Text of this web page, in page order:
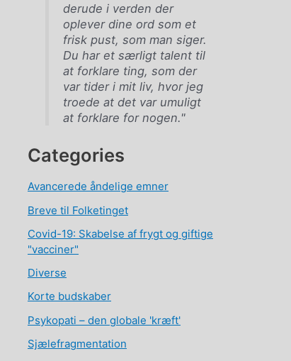
derude i verden der
oplever dine ord som et
frisk pust, som man siger.
Du har et særligt talent til
at forklare ting, som der
var tider i mit liv, hvor jeg
troede at det var umuligt
at forklare for nogen."
Categories
Avancerede åndelige emner
Breve til Folketinget
Covid-19: Skabelse af frygt og giftige
"vacciner"
Diverse
Korte budskaber
Psykopati – den globale 'kræft'
Sjælefragmentation